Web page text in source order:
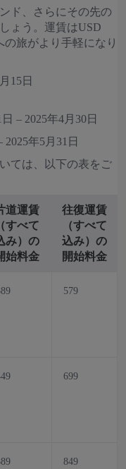
ド、さらにその先の
ょう。運賃はUSD
旅がより手軽になり
15日
– 2025年4月30日
2025年5月31日
ては、以下の表をご
道運賃
（すべて
み）の
始料金
往復運賃
（すべて
込み）の
開始料金
579
699
849